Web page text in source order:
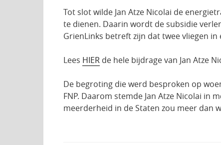
Tot slot wilde Jan Atze Nicolai de
te dienen. Daarin wordt de subsidie
GrienLinks betreft zijn dat twee vliegen
Lees HIER de hele bijdrage van Jan Atze
De begroting die werd besproken op
FNP. Daarom stemde Jan Atze Nicolai in
meerderheid in de Staten zou meer dan